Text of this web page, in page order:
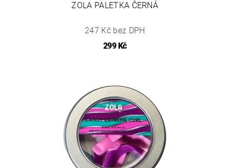
ZOLA PALETKA ČERNÁ
247 Kč bez DPH
299 Kč